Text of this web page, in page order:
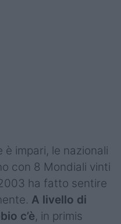
impari, le nazionali
con 8 Mondiali vinti
ha fatto sentire
A livello di
c’è, in primis